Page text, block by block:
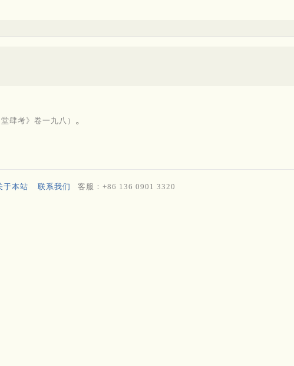
肆考》卷一九八） 。
于本站 联系我们 客服：+86 136 0901 3320